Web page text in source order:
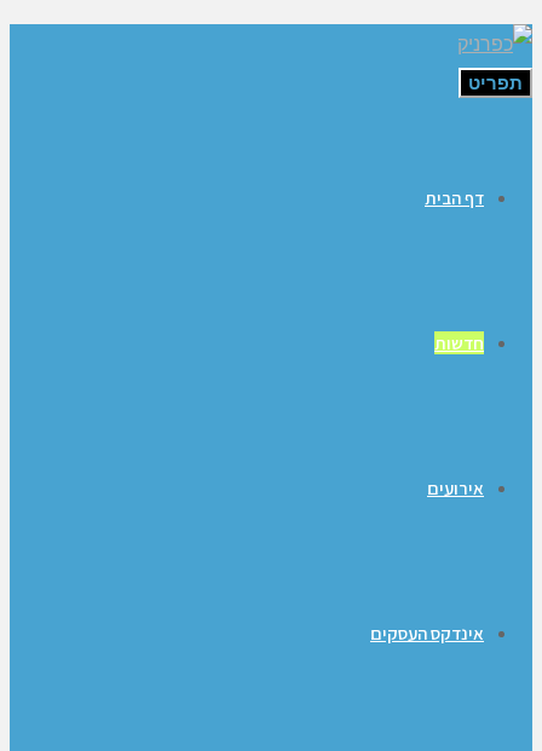
תפריט
דף הבית
חדשות
אירועים
אינדקס העסקים